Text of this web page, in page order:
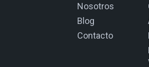
Nosotros
Blog
Contacto